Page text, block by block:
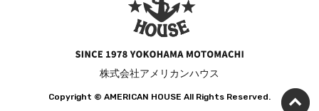
株式会社アメリカンハウス
Copyright ©️ AMERICAN HOUSE All Rights Reserved.